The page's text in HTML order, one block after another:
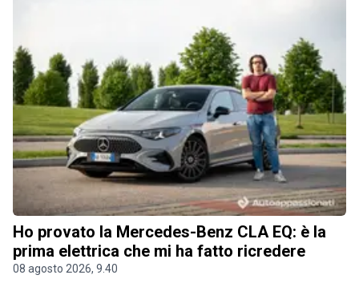
Ho provato la Mercedes-Benz CLA EQ: è la
prima elettrica che mi ha fatto ricredere
08 agosto 2026, 9.40